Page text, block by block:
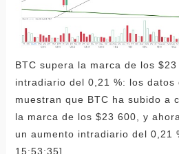
BTC supera la marca de los
intradiario del 0,21 %: los datos
muestran que BTC ha subido a
la marca de los $23 600, y
un aumento intradiario del 0,21
15:53:35]